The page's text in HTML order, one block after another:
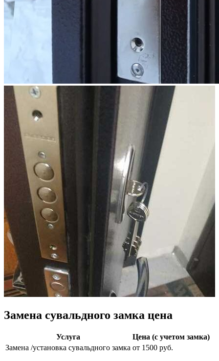
Замена сувальдного замка цена
Услуга
Цена (с учетом замка)
Замена /установка сувальдного замка от 1500 руб.